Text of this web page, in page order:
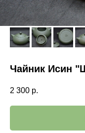
Чайник Исин
2 300 р.